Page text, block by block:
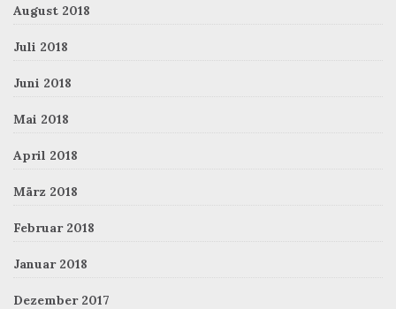
August 2018
Juli 2018
Juni 2018
Mai 2018
April 2018
März 2018
Februar 2018
Januar 2018
Dezember 2017